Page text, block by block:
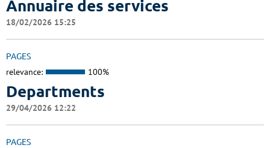
Annuaire des services
18/02/2026 15:25
PAGES
relevance: 100%
Departments
29/04/2026 12:22
PAGES